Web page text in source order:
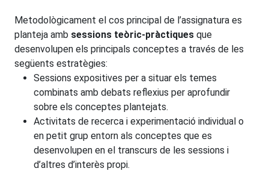
Metodològicament el cos principal de l’assignatura es
planteja amb sessions teòric-pràctiques que
desenvolupen els principals conceptes a través de les
següents estratègies:
Sessions expositives per a situar els temes
combinats amb debats reflexius per aprofundir
sobre els conceptes plantejats.
Activitats de recerca i experimentació individual o
en petit grup entorn als conceptes que es
desenvolupen en el transcurs de les sessions i
d’altres d’interès propi.